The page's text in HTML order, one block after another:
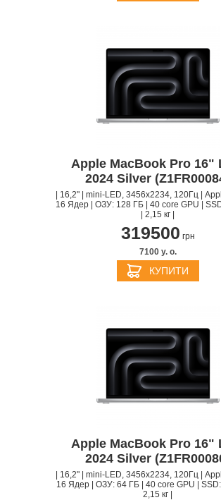
Apple MacBook Pro 16"
2024 Silver
| 16,2" | mini-LED, 3456x2234, 120Гц |
16 Ядер | ОЗУ: 128 ГБ | 40 core GPU |
| 2,15 кг |
319500 грн
7100 y. о.
КУПИТИ
Apple MacBook Pro 16"
2024 Silver
| 16,2" | mini-LED, 3456x2234, 120Гц |
16 Ядер | ОЗУ: 64 ГБ | 40 core GPU | SSD:
2,15 кг |